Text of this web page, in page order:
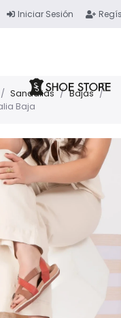
Iniciar Sesión
/ Sandalias / Bajas /
Baja